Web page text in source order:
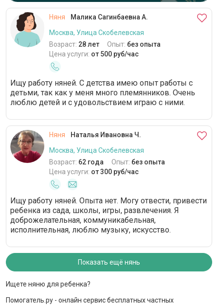
Няня
Малика Сагинбаевна А.
Москва, Улица Скобелевская
Возраст: 28 лет Опыт: без опыта
Цена услуги: от 500 руб/час
Ищу работу няней. С детства имею опыт работы с
детьми, так как у меня много племянников. Очень
люблю детей и с удовольствием играю с ними.
Няня
Наталья Ивановна Ч.
Москва, Улица Скобелевская
Возраст: 62 года Опыт: без опыта
Цена услуги: от 300 руб/час
Ищу работу няней. Опыта нет. Могу отвести, привести
ребенка из сада, школы, игры, развлечения. Я
доброжелательная, коммуникабельная,
исполнительная, люблю музыку, искусство.
Показать ещё нянь
Ищете няню для ребенка?
Помогатель.ру - онлайн сервис бесплатных частных